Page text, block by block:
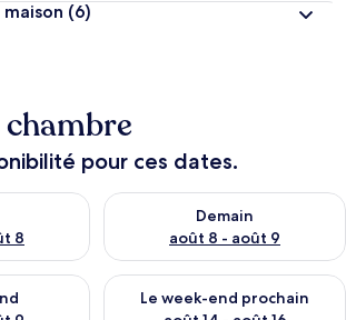
(6)
pour ces dates.
8
pour ce soir août 7 - août 8
Demain
août 8 - août 9
Vérifier la disponibilité pour
pour ce week-end août 7 - août 9
Le week-end prochain
Vérifier la disponibilité pour